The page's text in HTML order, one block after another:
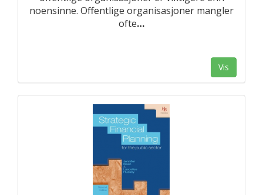
noensinne. Offentlige organisasjoner mangler
ofte…
Vis